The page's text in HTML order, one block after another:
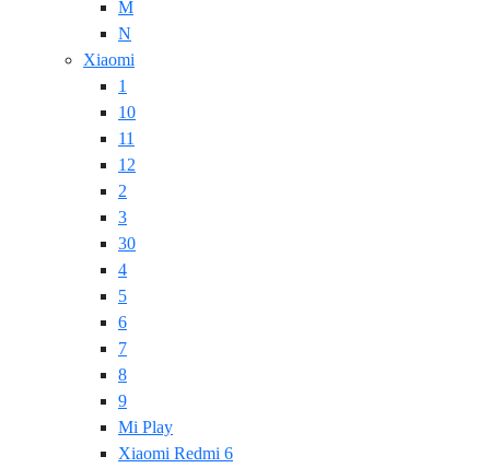
M
N
Xiaomi
1
10
11
12
2
3
30
4
5
6
7
8
9
Mi Play
Xiaomi Redmi 6